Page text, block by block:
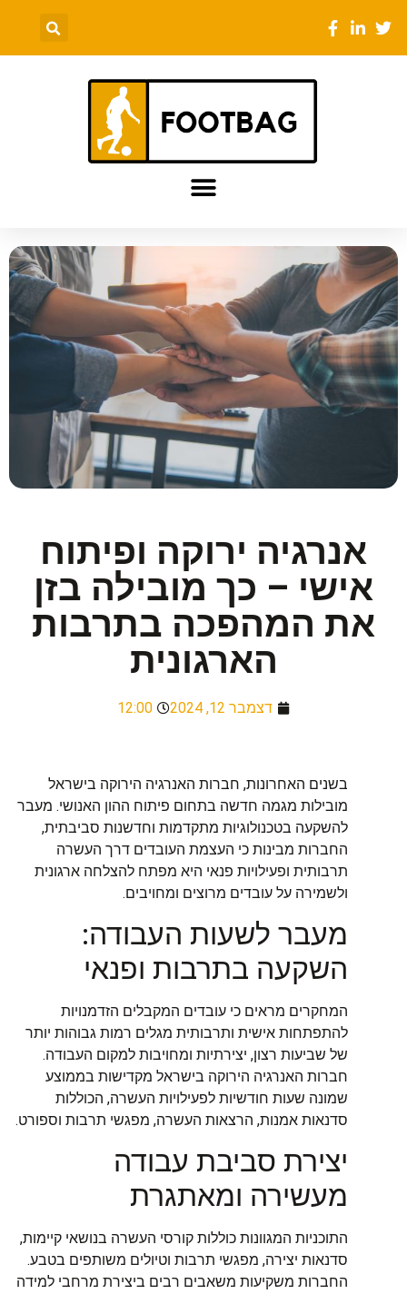
אנרגיה ירוקה ופיתוח
אישי – כך מובילה בזן
את המהפכה בתרבות
הארגונית
דצמבר 12, 2024 12:00
בשנים האחרונות, חברות האנרגיה הירוקה בישראל
מובילות מגמה חדשה בתחום פיתוח ההון האנושי. מעבר
להשקעה בטכנולוגיות מתקדמות וחדשנות סביבתית,
החברות מבינות כי העצמת העובדים דרך העשרה
תרבותית ופעילויות פנאי היא מפתח להצלחה ארגונית
ולשמירה על עובדים מרוצים ומחויבים.
מעבר לשעות העבודה:
השקעה בתרבות ופנאי
המחקרים מראים כי עובדים המקבלים הזדמנויות
להתפתחות אישית ותרבותית מגלים רמות גבוהות יותר
של שביעות רצון, יצירתיות ומחויבות למקום העבודה.
חברות האנרגיה הירוקה בישראל מקדישות בממוצע
שמונה שעות חודשיות לפעילויות העשרה, הכוללות
סדנאות אמנות, הרצאות העשרה, מפגשי תרבות וספורט.
יצירת סביבת עבודה
מעשירה ומאתגרת
התוכניות המגוונות כוללות קורסי העשרה בנושאי קיימות,
סדנאות יצירה, מפגשי תרבות וטיולים משותפים בטבע.
החברות משקיעות משאבים רבים ביצירת מרחבי למידה